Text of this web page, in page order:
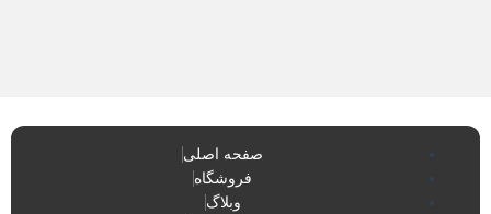
صفحه اصلی
فروشگاه
وبلاگ